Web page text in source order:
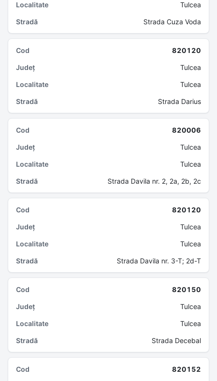
Tulcea
Strada Cuza Voda
820120
Tulcea
Tulcea
Strada Darius
820006
Tulcea
Tulcea
Strada Davila nr. 2, 2a, 2b, 2c
820120
Tulcea
Tulcea
Strada Davila nr. 3-T; 2d-T
820150
Tulcea
Tulcea
Strada Decebal
820152